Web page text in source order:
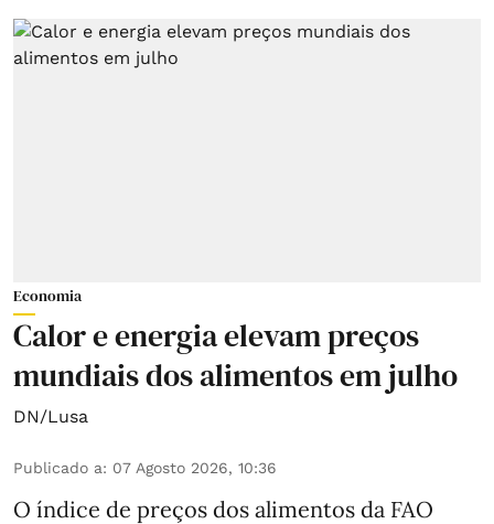
Economia
Calor e energia elevam preços
mundiais dos alimentos em julho
DN/Lusa
Publicado a: 07 Agosto 2026, 10:36
O índice de preços dos alimentos da FAO